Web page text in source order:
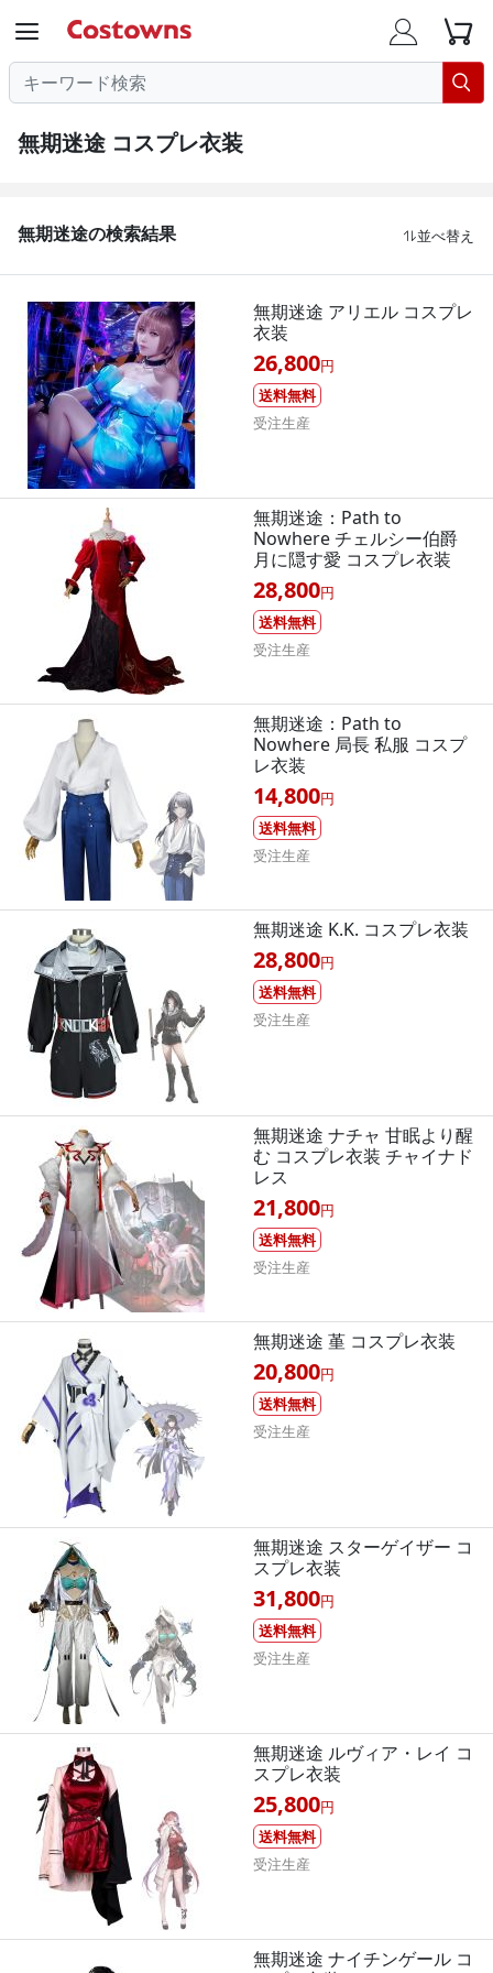
  

無期迷途 コスプレ衣装
無期迷途の検索結果 並べ替え
無期迷途 アリエル コスプレ
衣装
26,800円
送料無料
受注生産
無期迷途：Path to
Nowhere チェルシー伯爵
月に隠す愛 コスプレ衣装
28,800円
送料無料
受注生産
無期迷途：Path to
Nowhere 局長 私服 コスプ
レ衣装
14,800円
送料無料
受注生産
無期迷途 K.K. コスプレ衣装
28,800円
送料無料
受注生産
無期迷途 ナチャ 甘眠より醒
む コスプレ衣装 チャイナド
レス
21,800円
送料無料
受注生産
無期迷途 堇 コスプレ衣装
20,800円
送料無料
受注生産
無期迷途 スターゲイザー コ
スプレ衣装
31,800円
送料無料
受注生産
無期迷途 ルヴィア・レイ コ
スプレ衣装
25,800円
送料無料
受注生産
無期迷途 ナイチンゲール コ